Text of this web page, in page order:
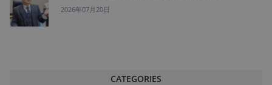
2026年07月20日
CATEGORIES